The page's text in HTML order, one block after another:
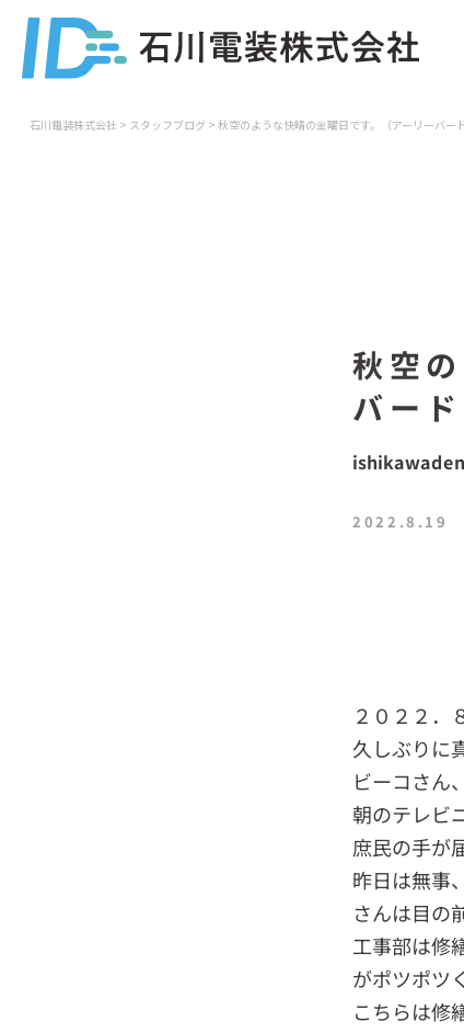
石川電装株式会社 > スタッフブログ > 秋空のような快晴の金曜日です。（アーリーバード
秋空
バード
2022.8.19
２０２２．
久しぶりに
ビーコさん
朝のテレビ
庶民の手が
昨日は無事
さんは目の
工事部は修
がポツポツ
こちらは修